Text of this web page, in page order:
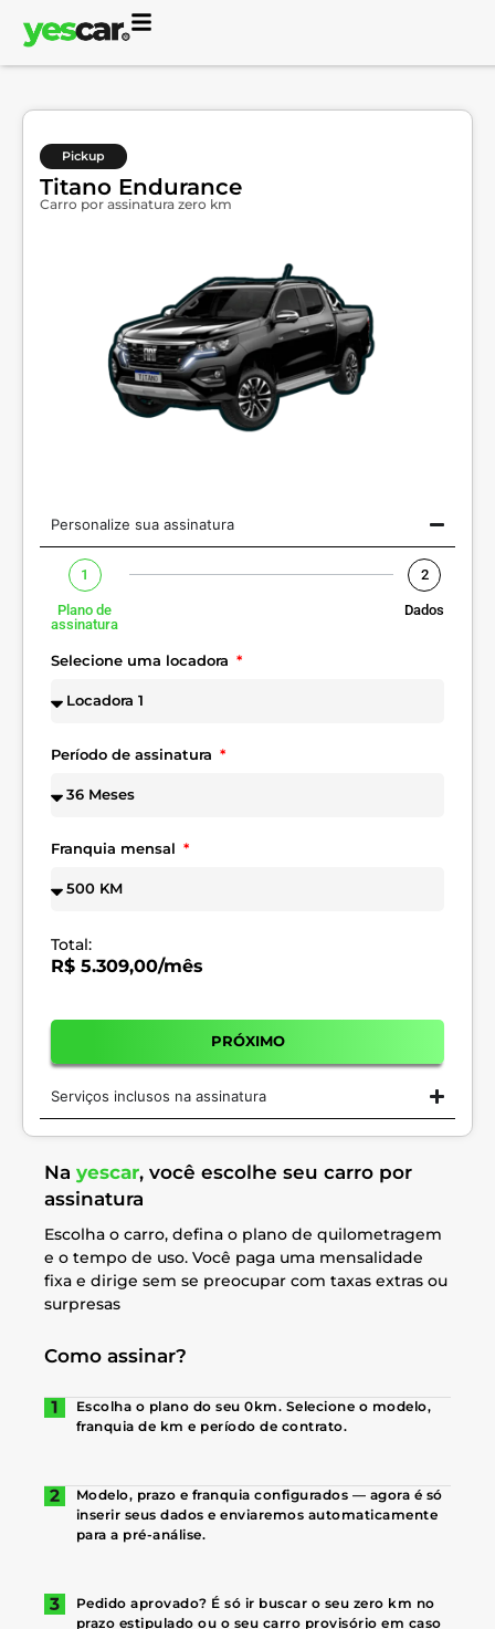
Pickup
Titano Endurance
Carro por assinatura zero km
Personalize sua assinatura
1
Plano de
assinatura
2
Dados
Selecione uma locadora
Período de assinatura
Franquia mensal
Total:
R$ 5.309,00/mês
PRÓXIMO
Serviços inclusos na assinatura
Na yescar, você escolhe seu carro por
assinatura
Escolha o carro, defina o plano de quilometragem
e o tempo de uso. Você paga uma mensalidade
fixa e dirige sem se preocupar com taxas extras ou
surpresas
Como assinar?
Escolha o plano do seu 0km. Selecione o modelo,
franquia de km e período de contrato.
Modelo, prazo e franquia configurados — agora é só
inserir seus dados e enviaremos automaticamente
para a pré-análise.
Pedido aprovado? É só ir buscar o seu zero km no
prazo estipulado ou o seu carro provisório em caso